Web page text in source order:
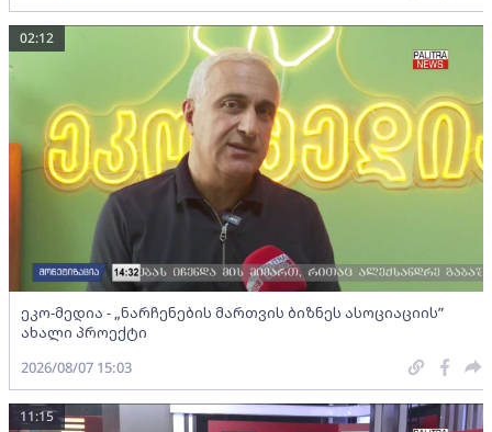
ეკო-მედია - „ნარჩენების მართვის ბიზნეს ასოციაციის”
ახალი პროექტი
02:12
2026/08/07 15:03
11:15